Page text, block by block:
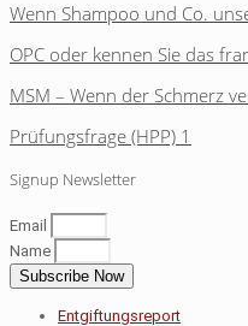
Wenn Shampoo und Co.
OPC oder kennen Sie das
MSM – Wenn der Schmerz
Prüfungsfrage (HPP) 1
Signup Newsletter
Email
Name
Subscribe Now
Entgiftungsreport